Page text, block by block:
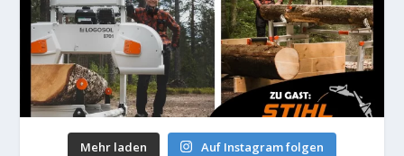
Mehr laden Auf Instagram folgen